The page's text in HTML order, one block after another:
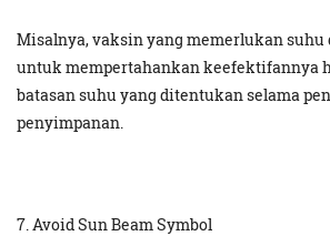
Misalnya, vaksin yang memerlukan
untuk mempertahankan keefektifannya
batasan suhu yang ditentukan selama
penyimpanan.
7. Avoid Sun Beam Symbol